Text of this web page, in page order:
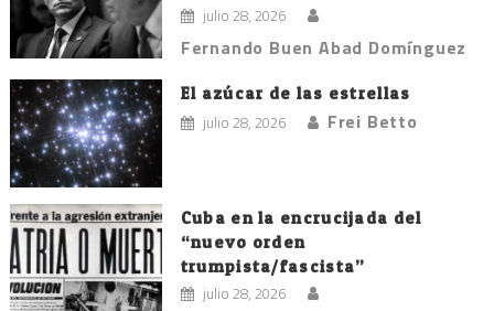
julio 28, 2026
Fernando Buen Abad Domínguez
El azúcar de las estrellas
julio 28, 2026 Frei Betto
Cuba en la encrucijada del
“nuevo orden
trumpista/fascista”
julio 28, 2026